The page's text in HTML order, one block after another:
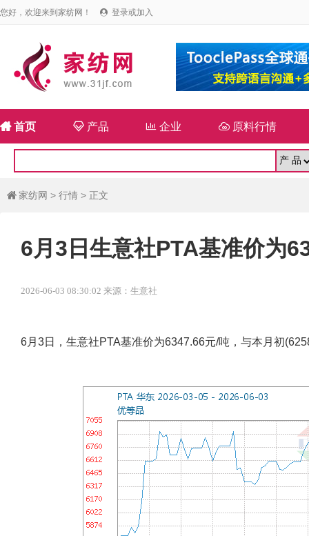
您好，欢迎来到家纺网！  登录或加入
首页 产品  企业 原料行情
 家纺网 > 行情 > 正文
6月3日生意社PTA基准价为
2026-06-03 08:30:02 来源：生意社
6月3日，生意社PTA基准价为6347.66元/吨，与本月初